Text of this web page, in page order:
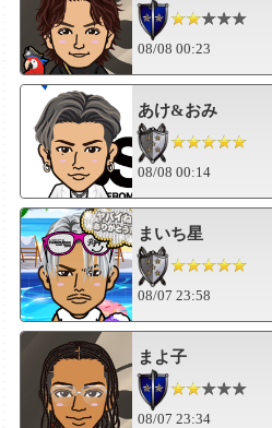
08/08 00:23
あけ&おみ
08/08 00:14
まいち星
08/07 23:58
まよ子
08/07 23:34